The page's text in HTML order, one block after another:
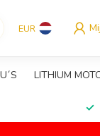
EUR
LITHIUM